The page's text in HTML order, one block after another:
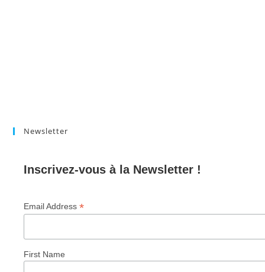
Newsletter
Inscrivez-vous à la Newsletter !
Email Address*
First Name